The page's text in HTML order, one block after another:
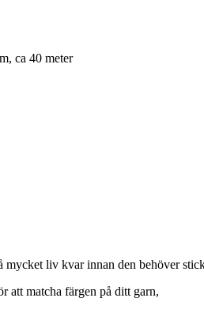
ca 40 meter
mycket liv kvar innan den behöver
att matcha färgen på ditt garn,